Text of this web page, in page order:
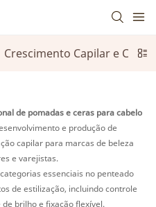
Crescimento Capilar e
de pomadas e ceras para cabelo
e produção de
capilar para marcas de beleza
e varejistas.
essenciais no penteado
de estilização, incluindo controle
brilho e fixação flexível.